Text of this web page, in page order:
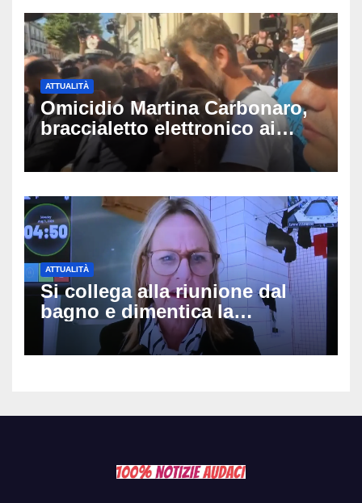
ATTUALITÀ
Omicidio Martina Carbonaro,
braccialetto elettronico ai
genitori della 14enne: non
potranno avvicinarsi alla
ATTUALITÀ
Si collega alla riunione dal
bagno e dimentica la
telecamera accesa: tutti
vedono il bucato, il video